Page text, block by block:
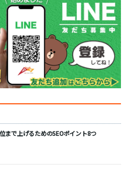
まで上げるためのSEOポイント8つ